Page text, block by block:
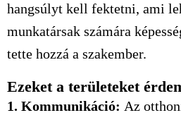
hangsúlyt kell fektetni, ami
munkatársak számára
tette hozzá a szakember.
Ezeket a területeket
1. Kommunikáció: Az